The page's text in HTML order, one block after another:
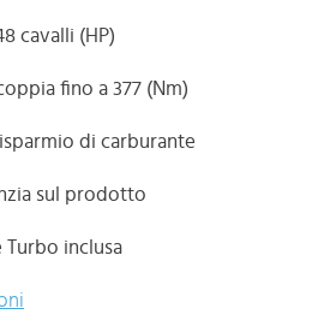
cavalli (HP)
fino a 377 (Nm)
di carburante
sul prodotto
inclusa